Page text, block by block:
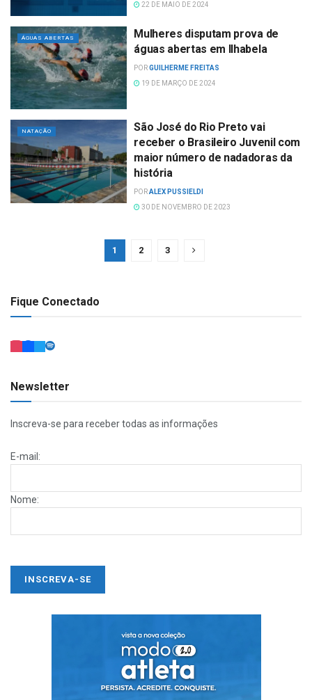
22 DE MAIO DE 2024
ÁGUAS ABERTAS
Mulheres disputam prova de
águas abertas em Ilhabela
PORGUILHERME FREITAS
19 DE MARÇO DE 2024
NATAÇÃO
São José do Rio Preto vai
receber o Brasileiro Juvenil com
maior número de nadadoras da
história
PORALEX PUSSIELDI
30 DE NOVEMBRO DE 2023
1 2 3
Fique Conectado
Newsletter
Inscreva-se para receber todas as informações
E-mail:
Nome: